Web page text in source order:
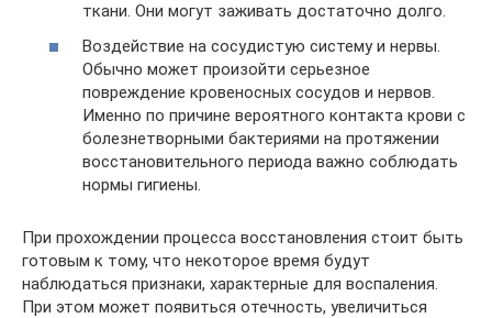
ткани. Они могут заживать достаточно долго.
Воздействие на сосудистую систему и нервы.
Обычно может произойти серьезное
повреждение кровеносных сосудов и нервов.
Именно по причине вероятного контакта крови с
болезнетворными бактериями на протяжении
восстановительного периода важно соблюдать
нормы гигиены.
При прохождении процесса восстановления стоит быть
готовым к тому, что некоторое время будут
наблюдаться признаки, характерные для воспаления.
При этом может появиться отечность, увеличиться